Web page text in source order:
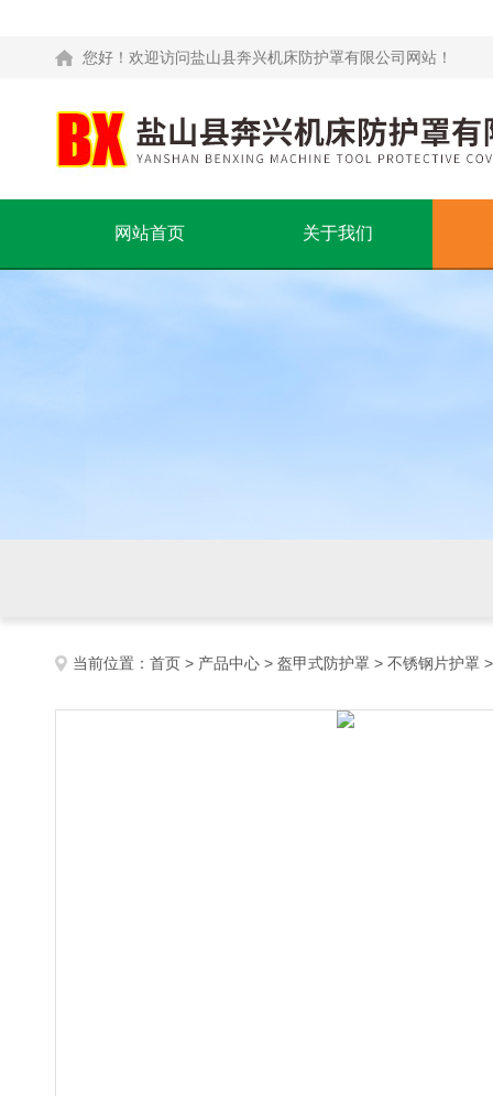
您好！欢迎访问盐山县奔兴机床防护罩有限公司网站！
网站首页 关于我们
当前位置： 首页 > 产品中心 > 盔甲式防护罩 > 不锈钢片护罩